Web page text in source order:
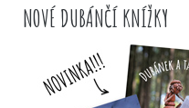
NOVÉ DUBÁNČÍ KNÍŽKY